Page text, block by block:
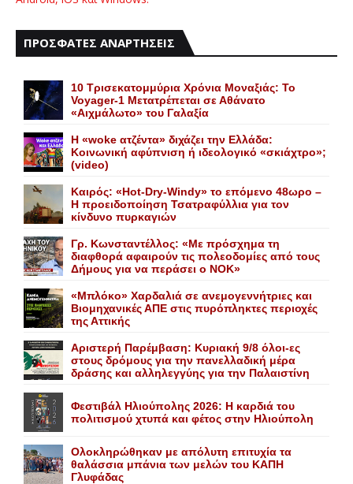
ΠΡΟΣΦΑΤΕΣ ΑΝΑΡΤΗΣΕΙΣ
10 Τρισεκατομμύρια Χρόνια Μοναξιάς: Το
Voyager-1 Μετατρέπεται σε Αθάνατο
«Αιχμάλωτο» του Γαλαξία
Η «woke ατζέντα» διχάζει την Ελλάδα:
Κοινωνική αφύπνιση ή ιδεολογικό «σκιάχτρο»;
(video)
Καιρός: «Hot-Dry-Windy» το επόμενο 48ωρο –
Η προειδοποίηση Τσατραφύλλια για τον
κίνδυνο πυρκαγιών
Γρ. Κωνσταντέλλος: «Με πρόσχημα τη
διαφθορά αφαιρούν τις πολεοδομίες από τους
Δήμους για να περάσει ο NOK»
«Mπλόκο» Xαρδαλιά σε ανεμογεννήτριες και
Bιομηχανικές ΑΠΕ στις πυρόπληκτες περιοχές
της Αττικής
Αριστερή Παρέμβαση: Κυριακή 9/8 όλοι-ες
στους δρόμους για την πανελλαδική μέρα
δράσης και αλληλεγγύης για την Παλαιστίνη
Φεστιβάλ Ηλιούπολης 2026: Η καρδιά του
πολιτισμού χτυπά και φέτος στην Ηλιούπολη
Ολοκληρώθηκαν με απόλυτη επιτυχία τα
θαλάσσια μπάνια των μελών του KAΠH
Γλυφάδας